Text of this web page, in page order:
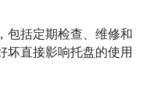
包括定期检查、维修和
坏直接影响托盘的使用